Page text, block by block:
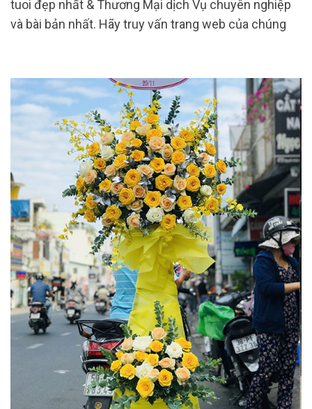
tuoi đẹp nhất & Thương Mại dịch Vụ chuyên nghiệp
và bài bản nhất. Hãy truy vấn trang web của chúng